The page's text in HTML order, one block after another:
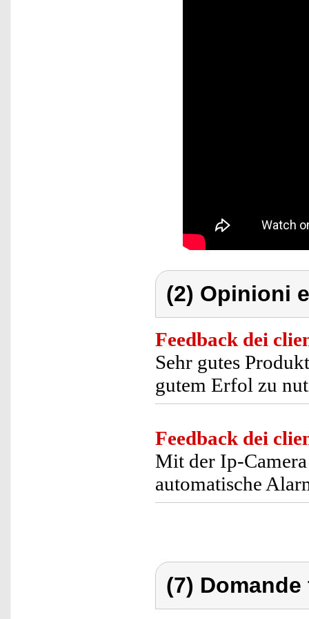
(2) Opinioni
Feedback dei
Sehr gutes
gutem Erfol zu
Feedback dei
Mit der Ip-
automatische
(7)